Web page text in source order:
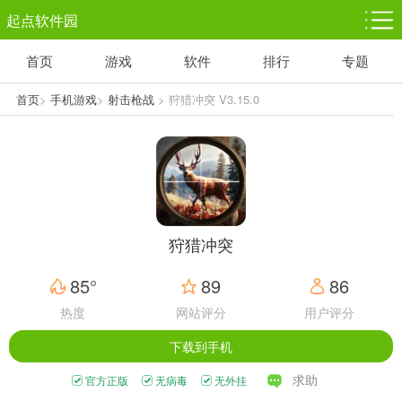
起点软件园
塔防游戏
1千+款游戏
休闲益智
1万+款游戏
体育竞技
5百+款游戏
赛车竞速
3百+款游戏
首页 游戏 软件 排行 专题
首页> 手机游戏> 射击枪战> 狩猎冲突 V3.15.0
狩猎冲突
85°
热度
89
网站评分
86
用户评分
下载到手机
官方正版 无病毒 无外挂 求助